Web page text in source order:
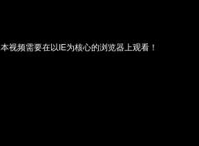
视频需要在以IE为核心的浏览器上观看！